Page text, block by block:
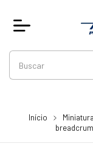
Início